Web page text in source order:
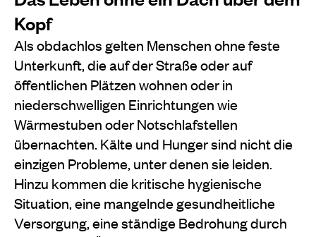
Kopf
Als obdachlos gelten Menschen ohne feste
Unterkunft, die auf der Straße oder auf
öffentlichen Plätzen wohnen oder in
niederschwelligen Einrichtungen wie
Wärmestuben oder Notschlafstellen
übernachten. Kälte und Hunger sind nicht die
einzigen Probleme, unter denen sie leiden.
Hinzu kommen die kritische hygienische
Situation, eine mangelnde gesundheitliche
Versorgung, eine ständige Bedrohung durch